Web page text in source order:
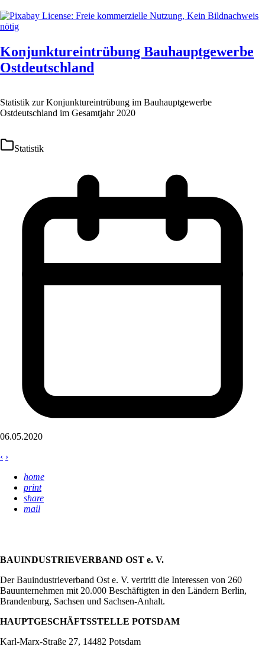
Konjunktureintrübung Bauhauptgewerbe
Ostdeutschland
Statistik zur Konjunktureintrübung im Bauhauptgewerbe
Ostdeutschland im Gesamtjahr 2020
Statistik
06.05.2020
‹ ›
home
print
share
mail
BAUINDUSTRIEVERBAND OST e. V.
Der Bauindustrieverband Ost e. V. vertritt die Interessen von 260
Bauunternehmen mit 20.000 Beschäftigten in den Ländern Berlin,
Brandenburg, Sachsen und Sachsen-Anhalt.
HAUPTGESCHÄFTSSTELLE POTSDAM
Karl-Marx-Straße 27, 14482 Potsdam